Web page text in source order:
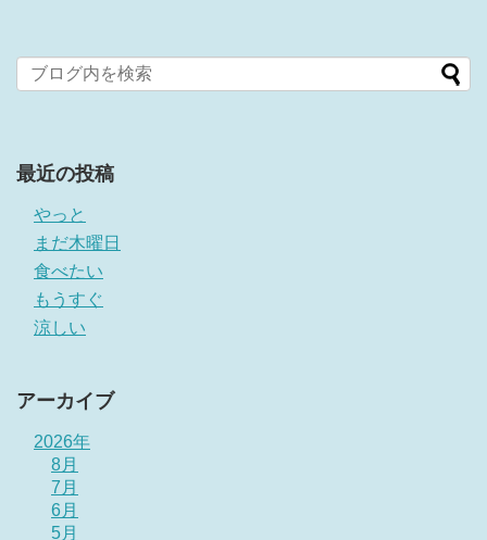
最近の投稿
やっと
まだ木曜日
食べたい
もうすぐ
涼しい
アーカイブ
2026年
8月
7月
6月
5月